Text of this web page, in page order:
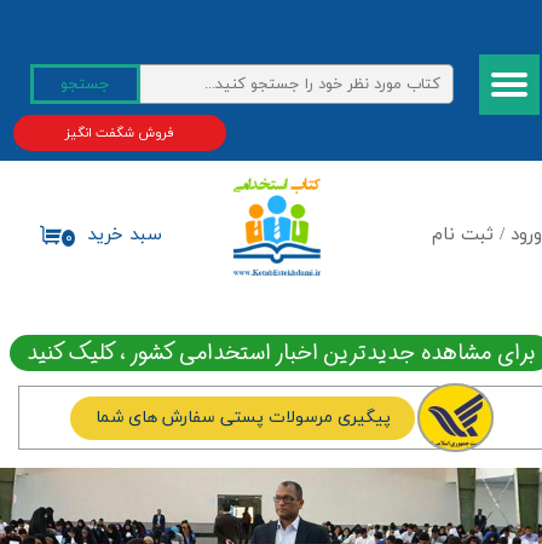
ورود / ثبت نام
حساب کاربری من
تغییر گذر واژه
سفارشات
جستجو
۰ سبد خرید
فروش شگفت انگیز
برای مشاهده جدیدترین اخبار استخدامی کشور ، کلیک کنید
پیگیری مرسولات پستی سفارش های شما